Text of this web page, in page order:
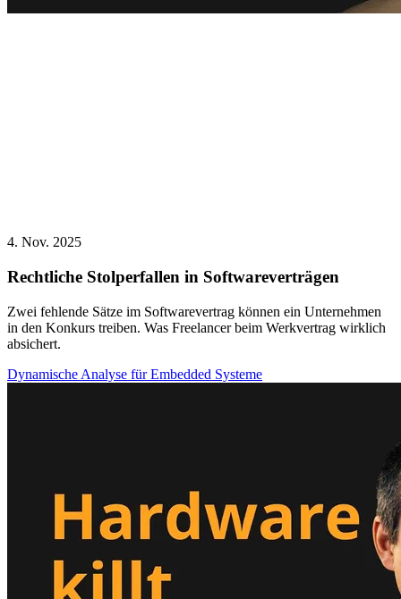
4. Nov. 2025
Rechtliche Stolperfallen in Softwareverträgen
Zwei fehlende Sätze im Softwarevertrag können ein Unternehmen
in den Konkurs treiben. Was Freelancer beim Werkvertrag wirklich
absichert.
Dynamische Analyse für Embedded Systeme